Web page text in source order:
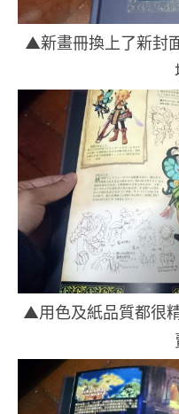
▲新畫冊換上了新封
▲用色及紙品質都很